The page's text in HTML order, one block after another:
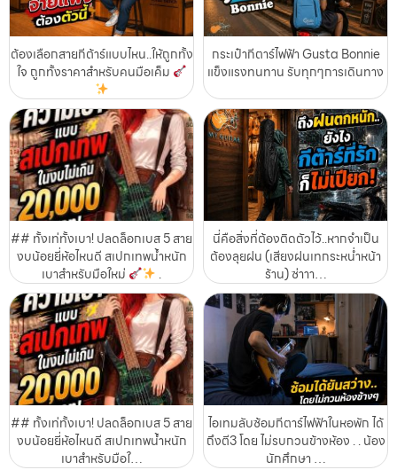
ต้องเลือกสายกีต้าร์แบบไหน..ให้ถูกทั้ง
ใจ ถูกทั้งราคาสำหรับคนมือเค็ม
กระเป๋ากีตาร์ไฟฟ้า Gusta Bonnie
แข็งแรงทนทาน รับทุกๆการเดินทาง
## ทั้งเท่ทั้งเบา! ปลดล็อกเบส 5 สาย
งบน้อยยี่ห้อไหนดี สเปกเทพน้ำหนัก
เบาสำหรับมือใหม่
.
นี่คือสิ่งที่ต้องติดตัวไว้..หากจำเป็น
ต้องลุยฝน (เสียงฝนเทกระหน่ำหน้า
ร้าน) ซ่าาา…
## ทั้งเท่ทั้งเบา! ปลดล็อกเบส 5 สาย
งบน้อยยี่ห้อไหนดี สเปกเทพน้ำหนัก
เบาสำหรับมือใ…
ไอเทมลับซ้อมกีตาร์ไฟฟ้าในหอพัก ได้
ถึงตี3 โดย ไม่รบกวนข้างห้อง . . น้อง
นักศึกษา …